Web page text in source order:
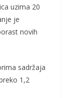
uzima 20
je
novih
sadržaja
1,2